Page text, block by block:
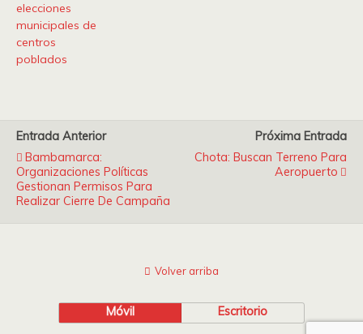
elecciones
municipales de
centros
poblados
Entrada Anterior
Bambamarca:
Organizaciones Políticas
Gestionan Permisos Para
Realizar Cierre De Campaña
Próxima Entrada
Chota: Buscan Terreno Para
Aeropuerto
Volver arriba
Móvil Escritorio